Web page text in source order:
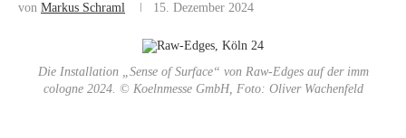
von Markus Schraml 15. Dezember 2024
Die Installation „Sense of Surface“ von Raw-Edges auf der imm
cologne 2024. © Koelnmesse GmbH, Foto: Oliver Wachenfeld